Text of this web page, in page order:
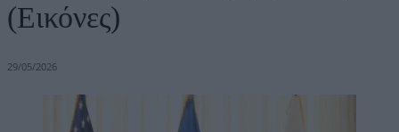
(Εικόνες)
29/05/2026